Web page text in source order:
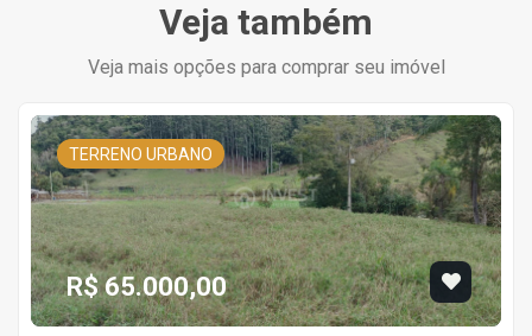
Veja também
Veja mais opções para comprar seu imóvel
TERRENO URBANO
R$ 65.000,00